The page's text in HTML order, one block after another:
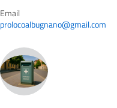
Email
prolocoalbugnano@gmail.com